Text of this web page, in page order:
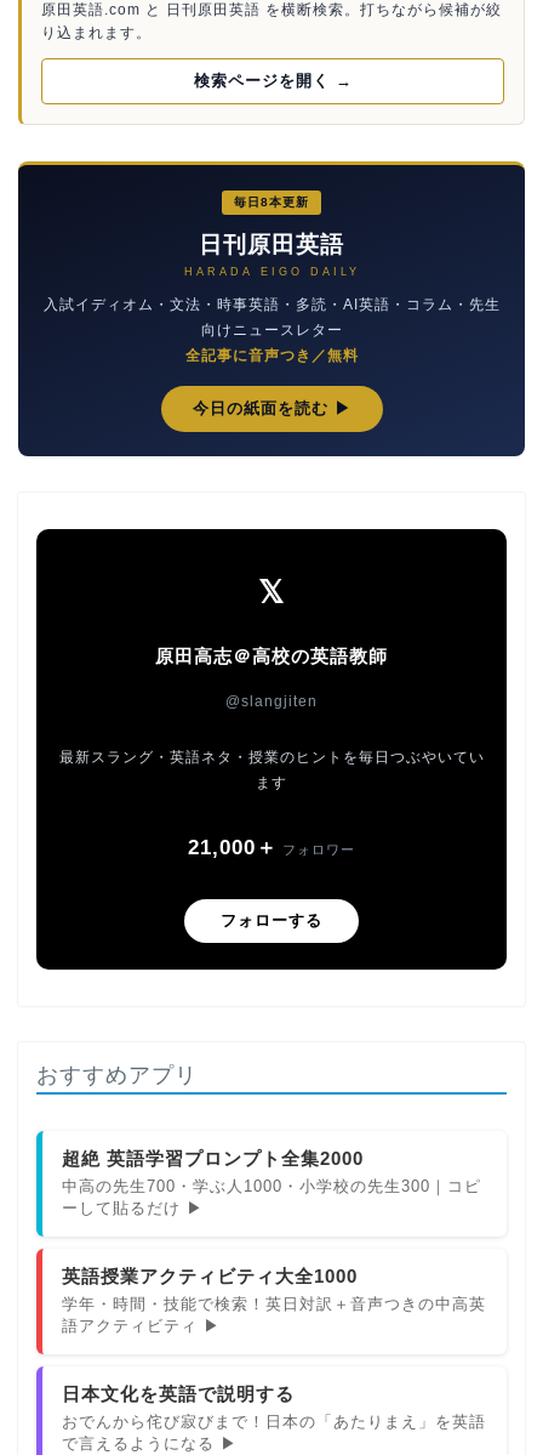
原田英語.com と 日刊原田英語 を横断検索。打ちながら候補が絞
り込まれます。
検索ページを開く →
毎日8本更新
日刊原田英語
HARADA EIGO DAILY
入試イディオム・文法・時事英語・多読・AI英語・コラム・先生
向けニュースレター
全記事に音声つき／無料
今日の紙面を読む ▶
𝕏
原田高志＠高校の英語教師
@slangjiten
最新スラング・英語ネタ・授業のヒントを毎日つぶやいてい
ます
21,000＋ フォロワー
フォローする
おすすめアプリ
超絶 英語学習プロンプト全集2000
中高の先生700・学ぶ人1000・小学校の先生300｜コピ
ーして貼るだけ ▶
英語授業アクティビティ大全1000
学年・時間・技能で検索！英日対訳＋音声つきの中高英
語アクティビティ ▶
日本文化を英語で説明する
おでんから侘び寂びまで！日本の「あたりまえ」を英語
で言えるようになる ▶